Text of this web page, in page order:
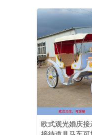
欧式观光婚庆